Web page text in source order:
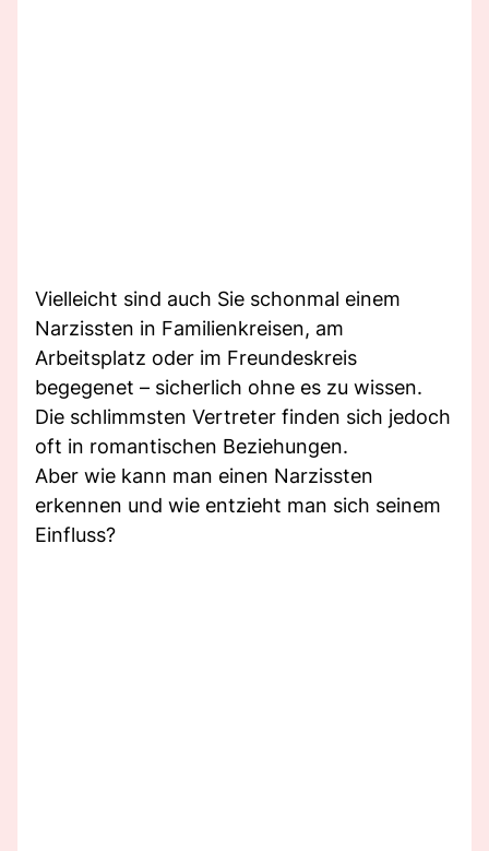
Vielleicht sind auch Sie schonmal einem
Narzissten in Familienkreisen, am
Arbeitsplatz oder im Freundeskreis
begegenet – sicherlich ohne es zu wissen.
Die schlimmsten Vertreter finden sich jedoch
oft in romantischen Beziehungen.
Aber wie kann man einen Narzissten
erkennen und wie entzieht man sich seinem
Einfluss?